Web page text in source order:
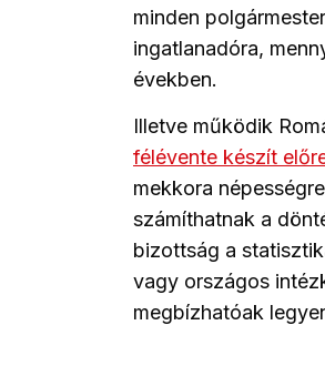
minden
ingatlanadóra,
években.
Illetve működik
félévente készít
mekkora
számíthatnak a
bizottság a
vagy országos
megbízhatóak